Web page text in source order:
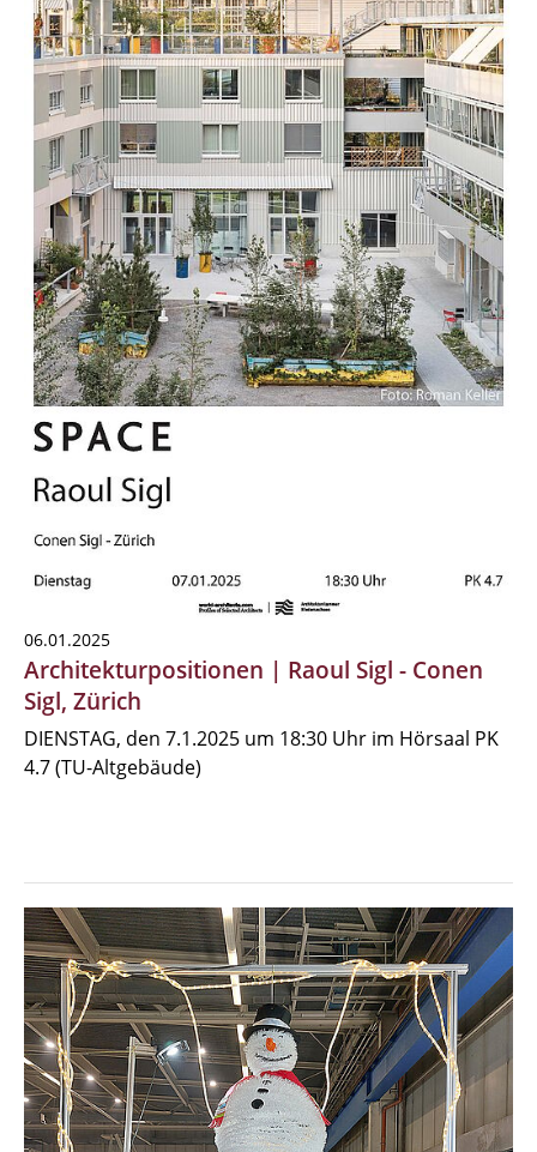
06.01.2025
Architekturpositionen | Raoul Sigl - Conen
Sigl, Zürich
DIENSTAG, den 7.1.2025 um 18:30 Uhr im Hörsaal PK
4.7 (TU-Altgebäude)